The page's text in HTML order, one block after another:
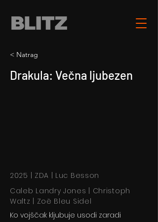
< Natrag
Drakula: Večna ljubezen
2025 | ZDA | Luc Besson
Caleb Landry Jones | Christoph
Waltz | Zoë Bleu Sidel
Ko vojščak kljubuje usodi zaradi